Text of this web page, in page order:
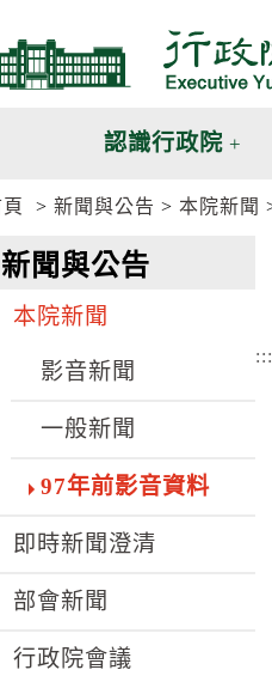
認識行政院
新聞與公告 本院新聞
新聞與公告
本院新聞
影音新聞
一般新聞
97年前影音資料
即時新聞澄清
部會新聞
行政院會議
:::